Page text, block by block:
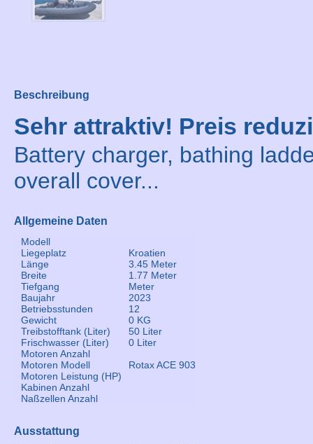
Beschreibung
Sehr attraktiv! Preis
Battery charger, bathing
overall cover...
Allgemeine Daten
Modell
Liegeplatz
Kroatien
Länge
3.45 Meter
Breite
1.77 Meter
Tiefgang
Meter
Baujahr
2023
Betriebsstunden
12
Gewicht
0 KG
Treibstofftank (Liter)
50 Liter
Frischwasser (Liter)
0 Liter
Motoren Anzahl
Motoren Modell
Rotax ACE 903
Motoren Leistung (HP)
Kabinen Anzahl
Naßzellen Anzahl
Ausstattung